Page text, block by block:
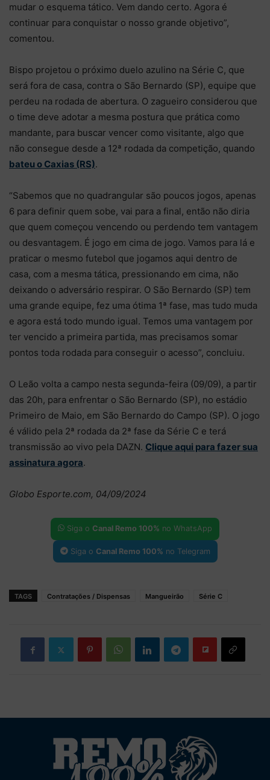
mudar o esquema tático. Vem dando certo. Agora é
continuar para conquistar o nosso grande objetivo”,
comentou.
Bispo projetou o próximo duelo azulino na Série C, que
será fora de casa, contra o São Bernardo (SP), equipe que
perdeu na rodada de abertura. O zagueiro considerou que
o time deve adotar a mesma postura que prática como
mandante, para buscar vencer como visitante, algo que
não consegue desde a 12ª rodada da competição, quando
bateu o Caxias (RS).
“Sabemos que no quadrangular são poucos jogos, apenas
6 para definir quem sobe, vai para a final, então não diria
que quem começou vencendo ou perdendo tem vantagem
ou desvantagem. É jogo em cima de jogo. Vamos para lá e
praticar o mesmo futebol que jogamos aqui dentro de
casa, com a mesma tática, pressionando em cima, não
deixando o adversário respirar. O São Bernardo (SP) tem
uma grande equipe, fez uma ótima 1ª fase, mas tudo muda
e agora está todo mundo igual. Temos uma vantagem por
ter vencido a primeira partida, mas precisamos somar
pontos toda rodada para conseguir o acesso”, concluiu.
O Leão volta a campo nesta segunda-feira (09/09), a partir
das 20h, para enfrentar o São Bernardo (SP), no estádio
Primeiro de Maio, em São Bernardo do Campo (SP). O jogo
é válido pela 2ª rodada da 2ª fase da Série C e terá
transmissão ao vivo pela DAZN. Clique aqui para fazer sua
assinatura agora.
Globo Esporte.com, 04/09/2024
Siga o Canal Remo 100% no WhatsApp
Siga o Canal Remo 100% no Telegram
TAGS Contratações / Dispensas Mangueirão Série C